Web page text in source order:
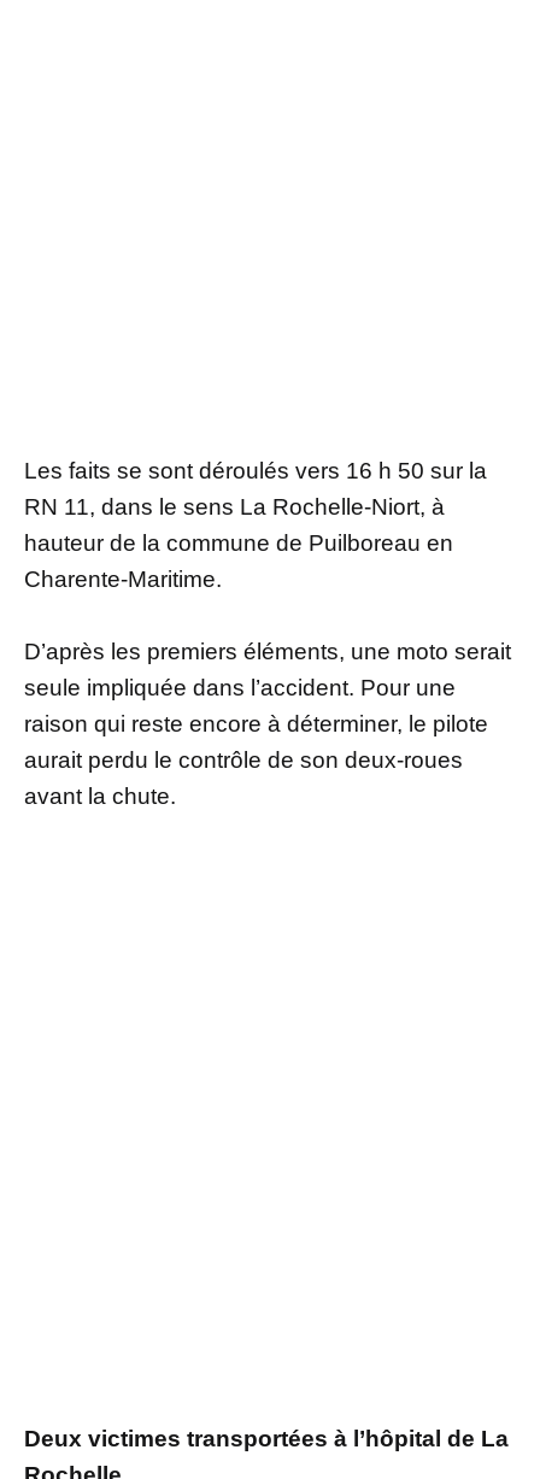
Les faits se sont déroulés vers 16 h 50 sur la
RN 11, dans le sens La Rochelle-Niort, à
hauteur de la commune de Puilboreau en
Charente-Maritime.
D’après les premiers éléments, une moto serait
seule impliquée dans l’accident. Pour une
raison qui reste encore à déterminer, le pilote
aurait perdu le contrôle de son deux-roues
avant la chute.
Deux victimes transportées à l’hôpital de La